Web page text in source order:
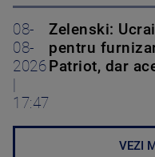
08-
08-
2026
17:47
Zelenski:
pentru
Patriot, dar
VEZI